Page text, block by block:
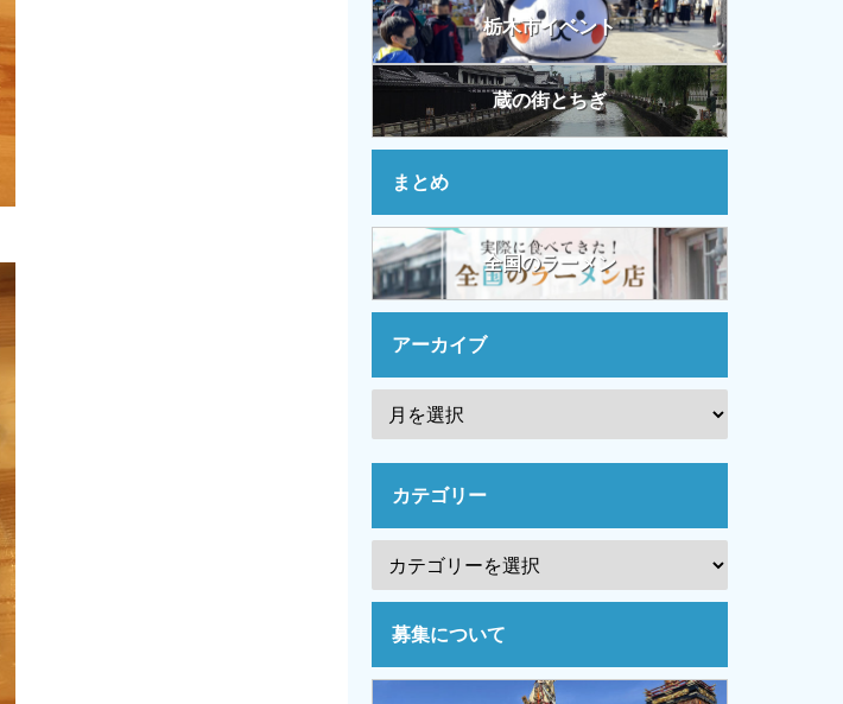
栃木市イベント
蔵の街とちぎ
まとめ
全国のラーメン
アーカイブ
カテゴリー
募集について